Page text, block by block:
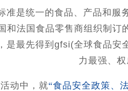
准是统一的食品、产品和
和法国食品零售商组织制
是最先得到gfsi(全球食品
力最强、权
动中，就“食品安全政策、